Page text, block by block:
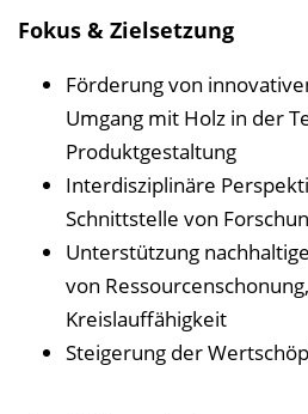
Fokus & Zielsetzung
Förderung von
Umgang mit Holz in der
Produktgestaltung
Interdisziplinäre
Schnittstelle von
Unterstützung
von
Kreislauffähigkeit
Steigerung der